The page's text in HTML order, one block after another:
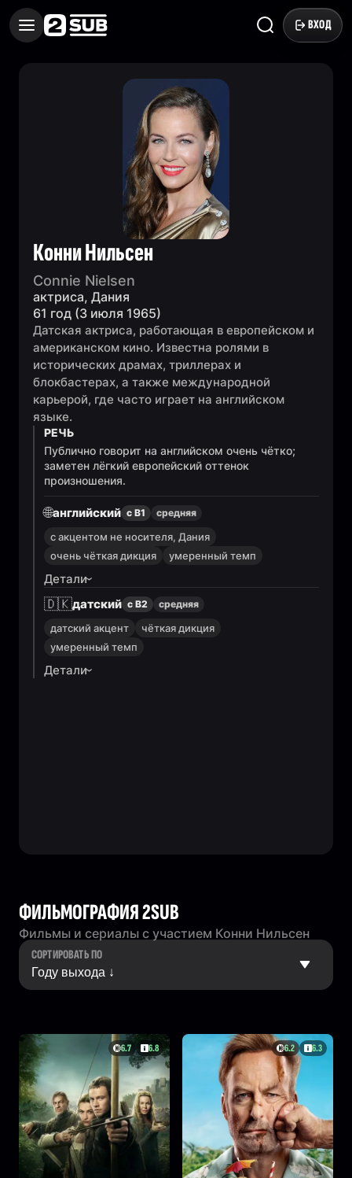
ВХОД
Конни Нильсен
Connie Nielsen
актриса, Дания
61 год (3 июля 1965)
Датская актриса, работающая в европейском и
американском кино. Известна ролями в
исторических драмах, триллерах и
блокбастерах, а также международной
карьерой, где часто играет на английском
языке.
РЕЧЬ
Публично говорит на английском очень чётко;
заметен лёгкий европейский оттенок
произношения.
🌐английский с B1 средняя
с акцентом не носителя, Дания
очень чёткая дикция
умеренный темп
Детали
🇩🇰датский с B2 средняя
датский акцент
чёткая дикция
умеренный темп
Детали
ФИЛЬМОГРАФИЯ 2SUB
Фильмы и сериалы с участием Конни Нильсен
СОРТИРОВАТЬ ПО
6.7 6.8 6.2 6.3